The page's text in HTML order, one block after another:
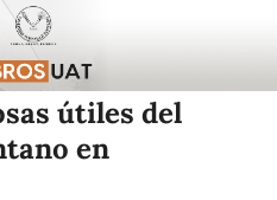
útiles del
en